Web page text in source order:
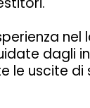
nel
dagli
le uscite